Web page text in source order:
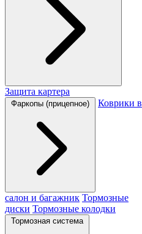
Защита картера
Фаркопы (прицепное) Коврики в
салон и багажник Тормозные
диски Тормозные колодки
Тормозная система